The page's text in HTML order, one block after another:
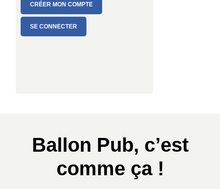
CRÉER MON COMPTE
SE CONNECTER
Ballon Pub, c’est
comme ça !